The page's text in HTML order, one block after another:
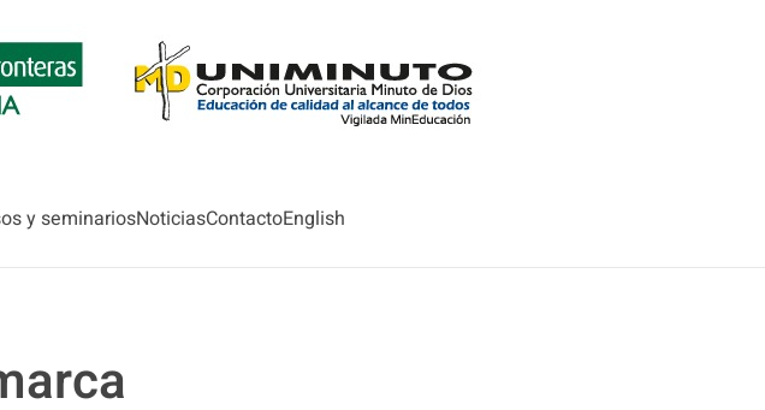
y seminariosNoticiasContactoEnglish